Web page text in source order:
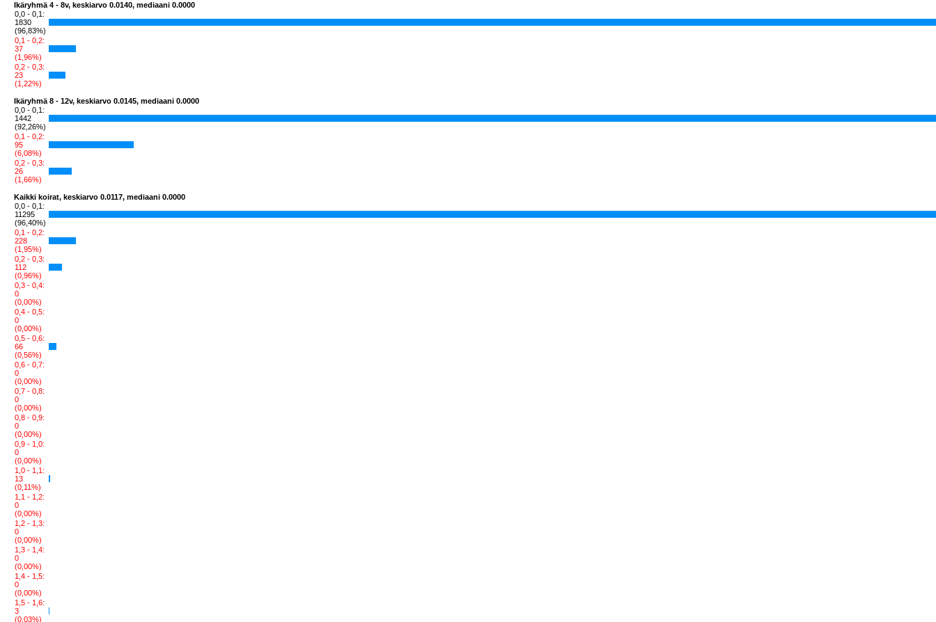
Ikäryhmä 4 - 8v, keskiarvo 0.0140, mediaani 0.0000
0,0 - 0,1:
1830
(96,83%)
0,1 - 0,2:
37
(1,96%)
0,2 - 0,3:
23
(1,22%)
Ikäryhmä 8 - 12v, keskiarvo 0.0145, mediaani 0.0000
0,0 - 0,1:
1442
(92,26%)
0,1 - 0,2:
95
(6,08%)
0,2 - 0,3:
26
(1,66%)
Kaikki koirat, keskiarvo 0.0117, mediaani 0.0000
0,0 - 0,1:
11295
(96,40%)
0,1 - 0,2:
228
(1,95%)
0,2 - 0,3:
112
(0,96%)
0,3 - 0,4:
0
(0,00%)
0,4 - 0,5:
0
(0,00%)
0,5 - 0,6:
66
(0,56%)
0,6 - 0,7:
0
(0,00%)
0,7 - 0,8:
0
(0,00%)
0,8 - 0,9:
0
(0,00%)
0,9 - 1,0:
0
(0,00%)
1,0 - 1,1:
13
(0,11%)
1,1 - 1,2:
0
(0,00%)
1,2 - 1,3:
0
(0,00%)
1,3 - 1,4:
0
(0,00%)
1,4 - 1,5:
0
(0,00%)
1,5 - 1,6:
3
(0,03%)